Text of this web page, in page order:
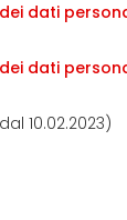
dati
dati
10.02.2023)